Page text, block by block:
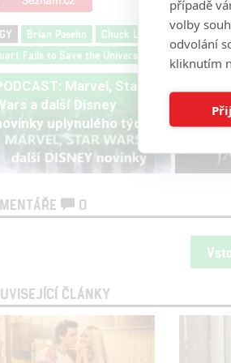
Brian Posehn Chuck Lorre John Ross
Fails to Save the Universe
Teorie velkého
Marvel, Star
a další Disney
uplynulého týdne
0
ČLÁNKY
případě
volby
odvolání
kliknutím